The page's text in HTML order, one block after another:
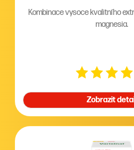
Kombinace vysoce kvalitního
magnesia.
Zobrazit